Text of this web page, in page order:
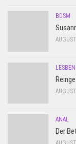
BDSM
LESBEN
ANAL
Der